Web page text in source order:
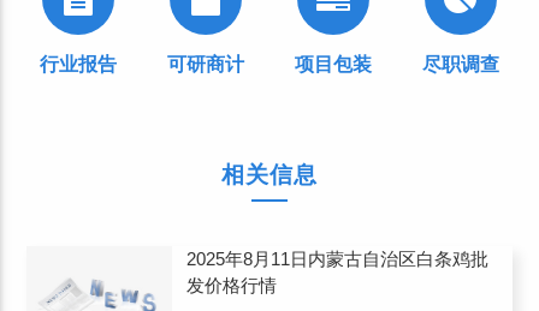
行业报告 可研商计 项目包装 尽职调查
相关信息
2025年8月11日内蒙古自治区白条鸡批
发价格行情